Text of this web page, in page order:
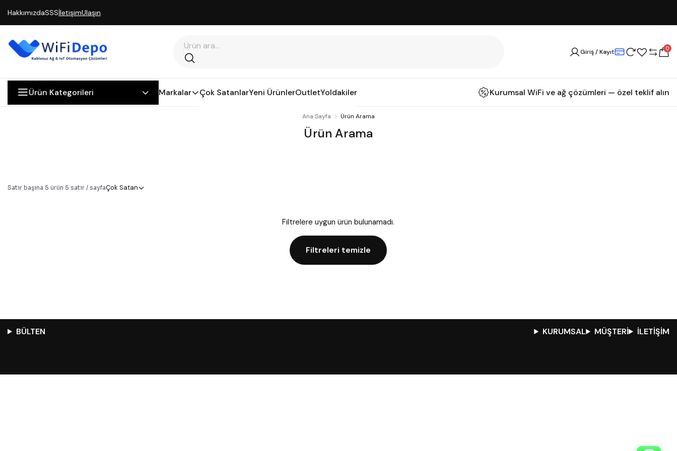
HakkımızdaSSSİletişimUlaşın
Giriş / Kayıt 0
Ürün Kategorileri Markalar Çok SatanlarYeni ÜrünlerOutletYoldakiler Kurumsal WiFi ve ağ çözümleri — özel teklif alın
Ana Sayfa Ürün Arama
Ürün Arama
Satır başına 5 ürün·5 satır / sayfaÇok Satan
Filtrelere uygun ürün bulunamadı.
Filtreleri temizle
BÜLTEN KURUMSAL MÜŞTERİ İLETİŞİM